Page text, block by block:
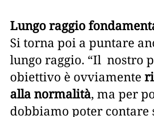
Lungo raggio
Si torna poi a puntare
lungo raggio. “Il nostro
obiettivo è ovviamente
alla normalità, ma per
dobbiamo poter contare